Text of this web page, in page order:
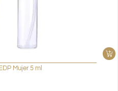
Mujer 5 ml